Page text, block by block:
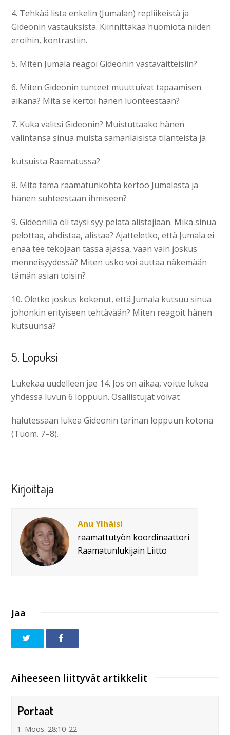
4. Tehkää lista enkelin (Jumalan) repliikeistä ja
Gideonin vastauksista. Kiinnittäkää huomiota niiden
eroihin, kontrastiin.
5. Miten Jumala reagoi Gideonin vastaväitteisiin?
6. Miten Gideonin tunteet muuttuivat tapaamisen
aikana? Mitä se kertoi hänen luonteestaan?
7. Kuka valitsi Gideonin? Muistuttaako hänen
valintansa sinua muista samanlaisista tilanteista ja
kutsuista Raamatussa?
8. Mitä tämä raamatunkohta kertoo Jumalasta ja
hänen suhteestaan ihmiseen?
9. Gideonilla oli täysi syy pelätä alistajiaan. Mikä sinua
pelottaa, ahdistaa, alistaa? Ajatteletko, että Jumala ei
enää tee tekojaan tässä ajassa, vaan vain joskus
menneisyydessä? Miten usko voi auttaa näkemään
tämän asian toisin?
10. Oletko joskus kokenut, että Jumala kutsuu sinua
johonkin erityiseen tehtävään? Miten reagoit hänen
kutsuunsa?
5. Lopuksi
Lukekaa uudelleen jae 14. Jos on aikaa, voitte lukea
yhdessä luvun 6 loppuun. Osallistujat voivat
halutessaan lukea Gideonin tarinan loppuun kotona
(Tuom. 7–8).
Kirjoittaja
Anu Ylhäisi
raamattutyön koordinaattori
Raamatunlukijain Liitto
Jaa
Aiheeseen liittyvät artikkelit
Portaat
1. Moos. 28:10-22